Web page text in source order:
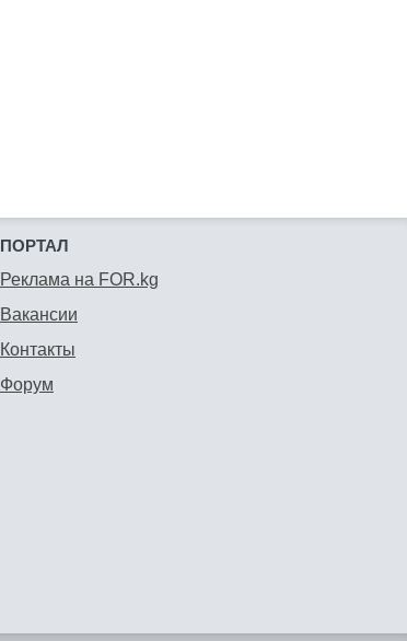
ПОРТАЛ
Реклама на FOR.kg
Вакансии
Контакты
Форум